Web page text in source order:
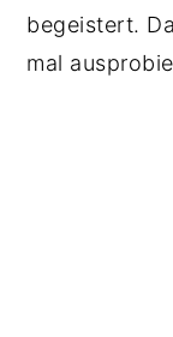
begeistert.
mal